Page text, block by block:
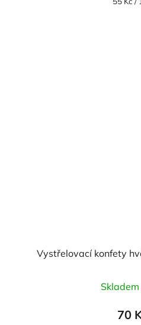
Vystřelovací konfety
Skladem
70